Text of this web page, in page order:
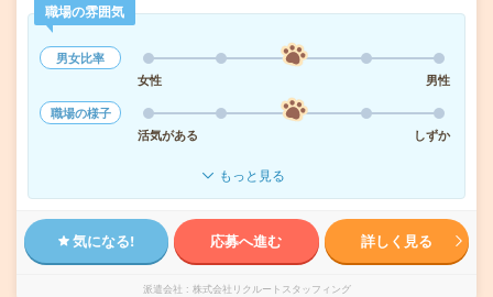
職場の雰囲気
男女比率
女性
男性
職場の様子
活気がある
しずか
もっと見る
気になる! 応募へ進む 詳しく見る
派遣会社 株式会社リクルートスタッフィング